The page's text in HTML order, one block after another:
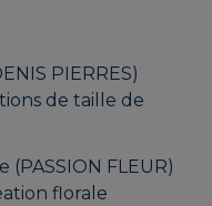
PIERRES)
de taille de
(PASSION FLEUR)
florale